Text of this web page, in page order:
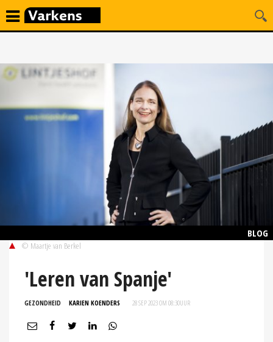
BLOG
© Maartje van Berkel
'Leren van Spanje'
GEZONDHEID KARIEN KOENDERS 28 SEP 2023 OM 08:30UUR